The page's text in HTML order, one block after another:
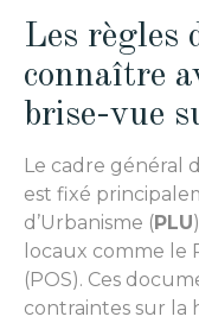
Les règles
connaître
brise-vue
Le cadre général
est fixé
d’Urbanisme (PLU
locaux comme le
(POS). Ces
contraintes sur la